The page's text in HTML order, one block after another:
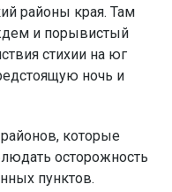
районы края. Там
и порывистый
стихии на юг
ночь и
которые
осторожность
пунктов.